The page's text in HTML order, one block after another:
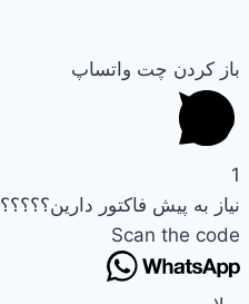
باز کردن چت واتساپ
1
نیاز به پیش فاکتور دارین؟؟؟؟؟
Scan the code